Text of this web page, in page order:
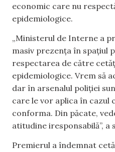
economic care nu
epidemiologice.
„Ministerul de Interne a
masiv prezența în spațiul
respectarea de către
epidemiologice. Vrem să
dar în arsenalul poliției
care le vor aplica în cazul
conforma. Din păcate,
atitudine iresponsabilă”, a
Premierul a îndemnat